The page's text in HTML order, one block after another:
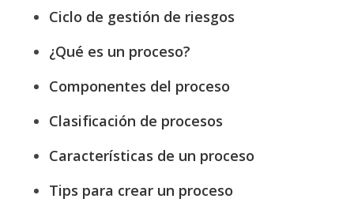
Ciclo de gestión de riesgos
¿Qué es un proceso?
Componentes del proceso
Clasificación de procesos
Características de un proceso
Tips para crear un proceso